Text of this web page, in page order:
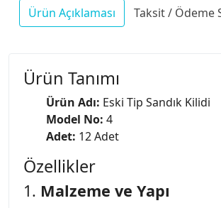
Ürün Açıklaması Taksit / Ödeme
Ürün Tanımı
Ürün Adı: Eski Tip Sandık Kilidi
Model No: 4
Adet: 12 Adet
Özellikler
1. Malzeme ve Yapı